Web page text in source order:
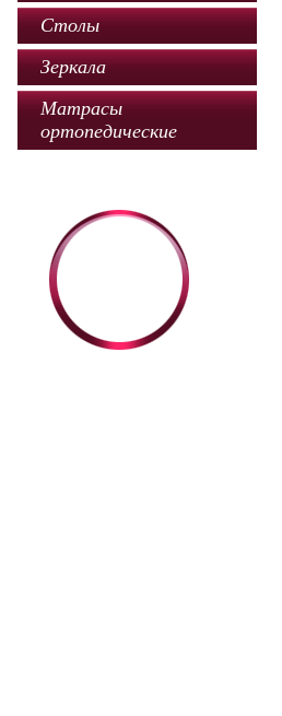
Столы
Зеркала
Матрасы
ортопедические